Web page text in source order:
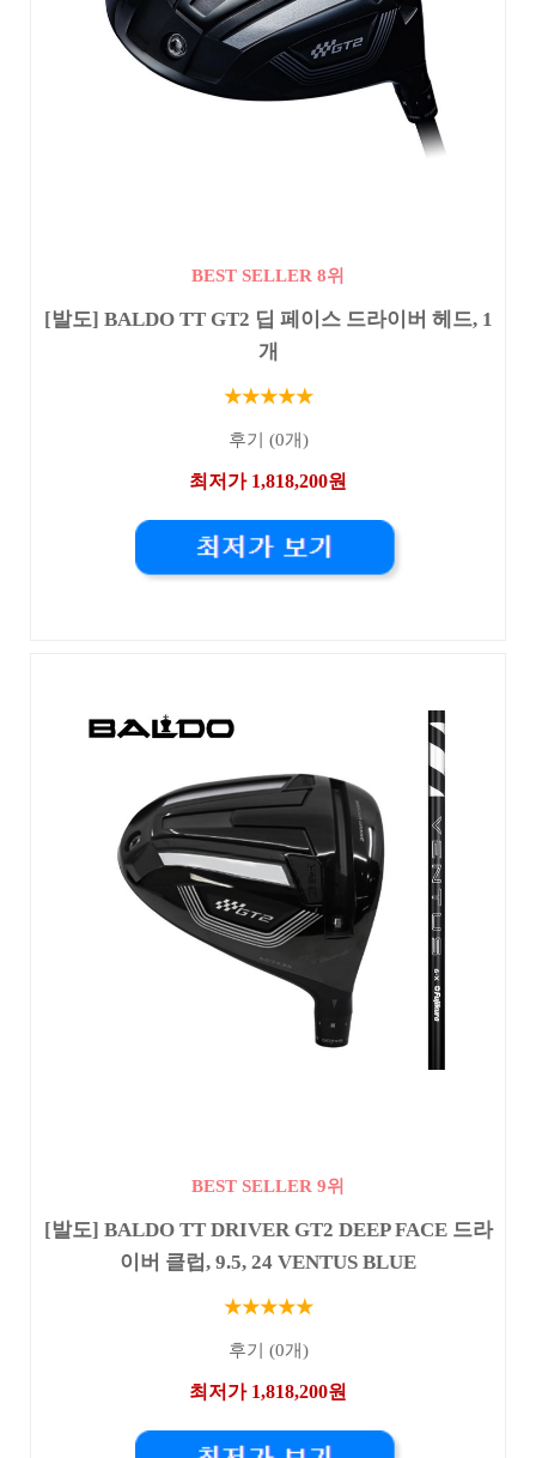
BEST SELLER 8위
[발도] BALDO TT GT2 딥 페이스 드라이버 헤드, 1
개
★★★★★
후기 (0개)
최저가 1,818,200원
BEST SELLER 9위
[발도] BALDO TT DRIVER GT2 DEEP FACE 드라
이버 클럽, 9.5, 24 VENTUS BLUE
★★★★★
후기 (0개)
최저가 1,818,200원